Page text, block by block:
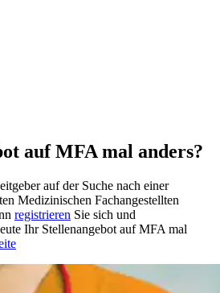
auf MFA mal anders?
auf der Suche nach einer
Medizinischen Fachangestellten
registrieren Sie sich und
Ihr Stellenangebot auf MFA mal